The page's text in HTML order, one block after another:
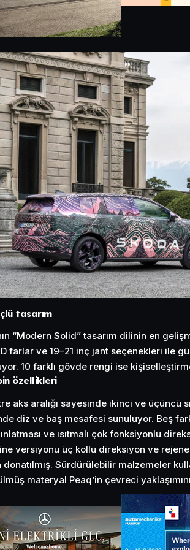
tasarım
“Modern Solid” tasarım dilinin en
farlar ve 19–21 inç jant seçenekleri ile
10 farklı gövde rengi ise
özellikleri
aks aralığı sayesinde ikinci ve üçüncü
diz ve baş mesafesi sunuluyor. Beş
ve ısıtmalı çok fonksiyonlu
versiyonu üç kollu direksiyon ve
donatılmış. Sürdürülebilir malzemeler
materyal Peaq’in çevreci